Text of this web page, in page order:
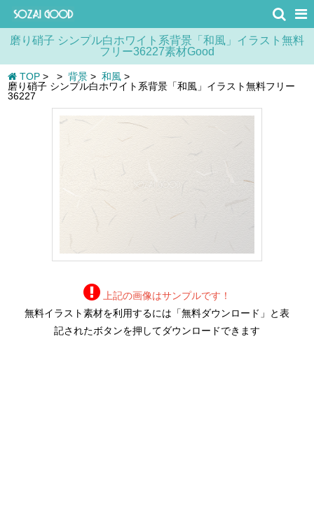
磨り硝子 シンプル白ホワイト系背景「和風」イラスト無料
フリー36227素材Good
TOP > > 背景 > 和風 >
磨り硝子 シンプル白ホワイト系背景「和風」イラスト無料フリー
36227
上記の画像はサンプルです！
無料イラスト素材を利用するには「無料ダウンロード」と表
記されたボタンを押してダウンロードできます